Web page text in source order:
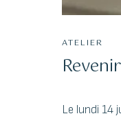
ATELIER
Le lundi 14